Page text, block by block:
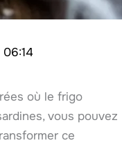
où le frigo
vous pouvez
ce